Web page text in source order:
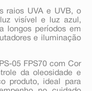
raios UVA e UVB, o
visível e luz azul,
longos períodos em
e iluminação
PS-05 FPS70 com Cor
da oleosidade e
produto, ideal para